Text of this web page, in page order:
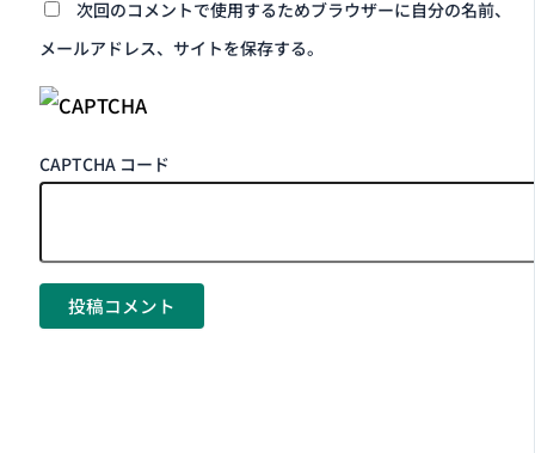
次回のコメントで使用するためブラウザーに自分の名前、
メールアドレス、サイトを保存する。
CAPTCHA コード